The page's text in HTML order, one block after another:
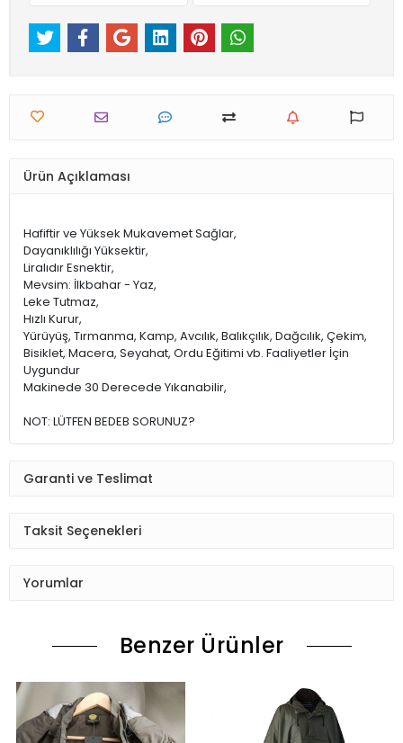
Ürün Açıklaması
Hafiftir ve Yüksek Mukavemet Sağlar,
Dayanıklılığı Yüksektir,
Liralıdır Esnektir,
Mevsim: İlkbahar - Yaz,
Leke Tutmaz,
Hızlı Kurur,
Yürüyüş, Tırmanma, Kamp, Avcılık, Balıkçılık, Dağcılık, Çekim,
Bisiklet, Macera, Seyahat, Ordu Eğitimi vb. Faaliyetler İçin
Uygundur
Makinede 30 Derecede Yıkanabilir,
NOT: LÜTFEN BEDEB SORUNUZ?
Garanti ve Teslimat
Taksit Seçenekleri
Yorumlar
Benzer Ürünler